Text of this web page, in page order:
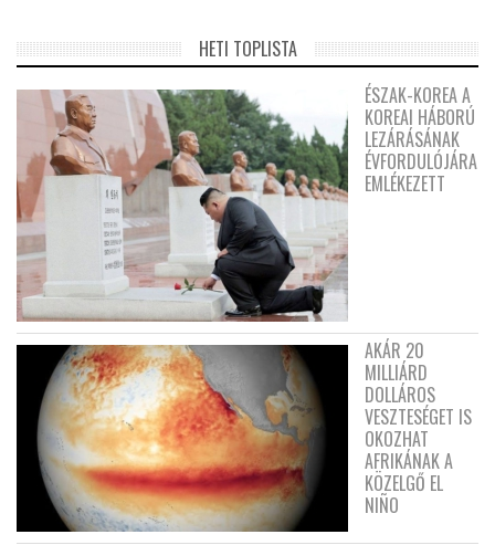
HETI TOPLISTA
ÉSZAK-KOREA A
KOREAI HÁBORÚ
LEZÁRÁSÁNAK
ÉVFORDULÓJÁRA
EMLÉKEZETT
AKÁR 20
MILLIÁRD
DOLLÁROS
VESZTESÉGET IS
OKOZHAT
AFRIKÁNAK A
KÖZELGŐ EL
NIÑO